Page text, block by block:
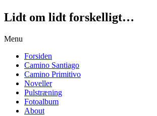
Lidt om lidt forskelligt…
Menu
content
Forsiden
Camino Santiago
Camino Primitivo
Noveller
Pulstræning
Fotoalbum
About